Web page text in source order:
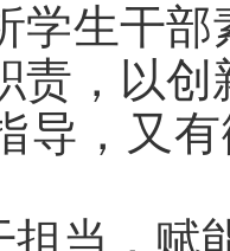
学生干
责，以
导，又
担当，赋